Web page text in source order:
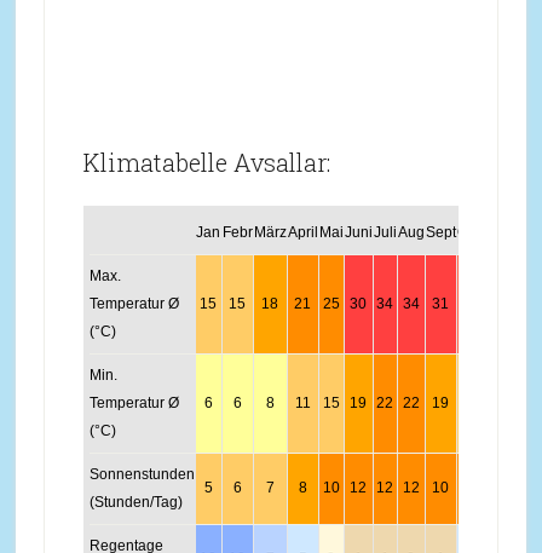
Klimatabelle Avsallar:
Jan Febr MärzApril MaiJuniJuliAugSeptOkt
Max.
Temperatur Ø
(°C)
15 15 18 21 25 30 34 34 31
Min.
Temperatur Ø
(°C)
6 6 8 11 15 19 22 22 19
Sonnenstunden
(Stunden/Tag)
5 6 7 8 10 12 12 12 10
Regentage